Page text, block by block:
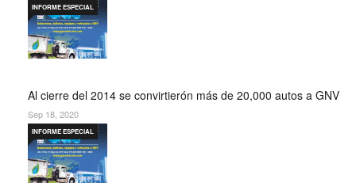
Al cierre del 2014 se convirtierón más de 20,000 autos a GNV
INFORME ESPECIAL
Sep 18, 2020
INFORME ESPECIAL